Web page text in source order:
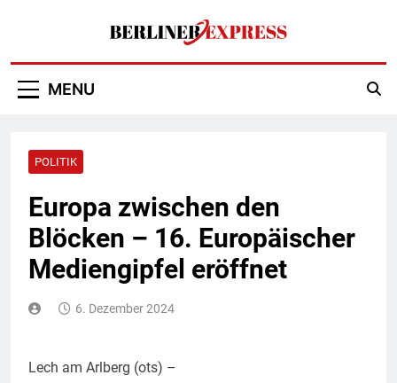
Berliner Express
MENU
POLITIK
Europa zwischen den
Blöcken – 16. Europäischer
Mediengipfel eröffnet
6. Dezember 2024
Lech am Arlberg (ots) –